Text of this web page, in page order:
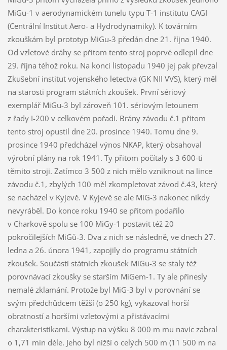
MiGu-1 v aerodynamickém tunelu typu T-1 institutu CAGI
(Centrální Institut Aero- a Hydrodynamiky). K továrním
zkouškám byl prototyp MiGu-3 předán dne 21. října 1940.
Od vzletové dráhy se přitom tento stroj poprvé odlepil dne
29. října téhož roku. Na konci listopadu 1940 jej pak převzal
Zkušební institut vojenského letectva (GK NII VVS), který měl
na starosti program státních zkoušek. První sériový
exemplář MiGu-3 byl zároveň 101. sériovým letounem
z řady I-200 v celkovém pořadí. Brány závodu č.1 přitom
tento stroj opustil dne 20. prosince 1940. Tomu dne 9.
prosince 1940 předcházel výnos NKAP, který obsahoval
výrobní plány na rok 1941. Ty přitom počítaly s 3 600-ti
těmito stroji. Zatímco 3 500 z nich mělo vzniknout na lince
závodu č.1, zbylých 100 měl zkompletovat závod č.43, který
se nacházel v Kyjevě. V Kyjevě se ale MiG-3 nakonec nikdy
nevyráběl. Do konce roku 1940 se přitom podařilo
v Charkově spolu se 100 MiGy-1 postavit též 20
pokročilejších MiGů-3. Dva z nich se následně, ve dnech 27.
ledna a 26. února 1941, zapojily do programu státních
zkoušek. Součástí státních zkoušek MiGu-3 se staly též
porovnávací zkoušky se starším MiGem-1. Ty ale přinesly
nemalé zklamání. Protože byl MiG-3 byl v porovnání se
svým předchůdcem těžší (o 250 kg), vykazoval horší
obratností a horšími vzletovými a přistávacími
charakteristikami. Výstup na výšku 8 000 m mu navíc zabral
o 1,71 min déle. Jeho byl nižší o celých 500 m (11 500 m na